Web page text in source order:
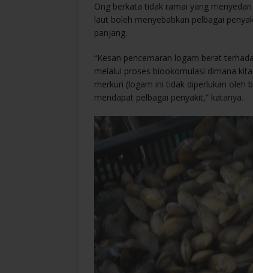
Ong berkata tidak ramai yang
laut boleh menyebabkan pelbagai
panjang.
“Kesan pencemaran logam berat
melalui proses biookomulasi dimana
merkuri (logam ini tidak diperlukan oleh
mendapat pelbagai penyakit,” katanya.